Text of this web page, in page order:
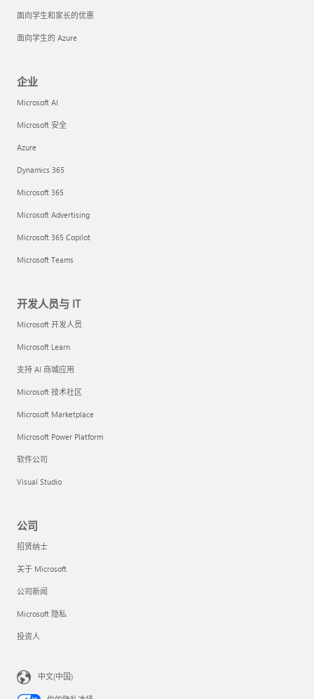
面向学生和家长的优惠
面向学生的 Azure
企业
Microsoft AI
Microsoft 安全
Azure
Dynamics 365
Microsoft 365
Microsoft Advertising
Microsoft 365 Copilot
Microsoft Teams
开发人员与 IT
Microsoft 开发人员
Microsoft Learn
支持 AI 商城应用
Microsoft 技术社区
Microsoft Marketplace
Microsoft Power Platform
软件公司
Visual Studio
公司
招贤纳士
关于 Microsoft
公司新闻
Microsoft 隐私
投资人
中文(中国)